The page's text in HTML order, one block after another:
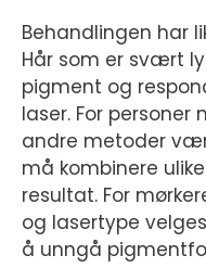
Behandlingen har
Hår som er svært
pigment og
laser. For personer
andre metoder
må kombinere
resultat. For
og lasertype
å unngå